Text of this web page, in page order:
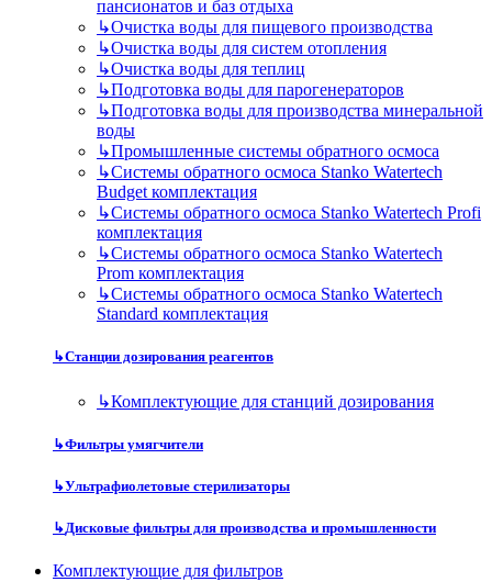
пансионатов и баз отдыха
↳Очистка воды для пищевого производства
↳Очистка воды для систем отопления
↳Очистка воды для теплиц
↳Подготовка воды для парогенераторов
↳Подготовка воды для производства минеральной
воды
↳Промышленные системы обратного осмоса
↳Системы обратного осмоса Stanko Watertech
Budget комплектация
↳Системы обратного осмоса Stanko Watertech Profi
комплектация
↳Системы обратного осмоса Stanko Watertech
Prom комплектация
↳Системы обратного осмоса Stanko Watertech
Standard комплектация
↳Станции дозирования реагентов
↳Комплектующие для станций дозирования
↳Фильтры умягчители
↳Ультрафиолетовые стерилизаторы
↳Дисковые фильтры для производства и промышленности
Комплектующие для фильтров